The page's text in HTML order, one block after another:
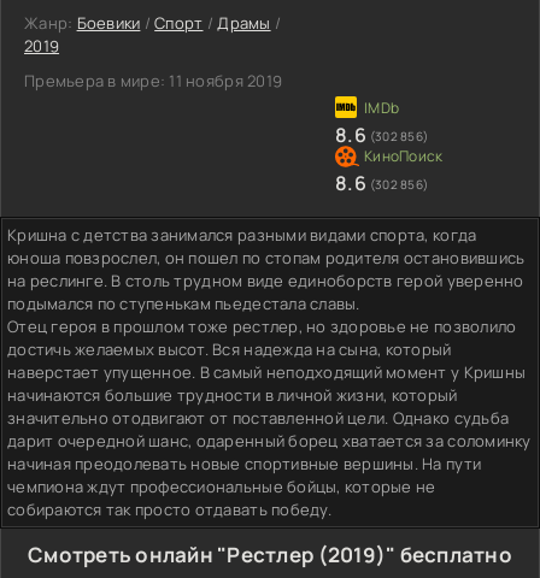
Жанр: Боевики /Спорт /Драмы /
2019
Премьера в мире: 11 ноября 2019
8.6 (302 856)
8.6 (302 856)
Кришна с детства занимался разными видами спорта, когда
юноша повзрослел, он пошел по стопам родителя остановившись
на реслинге. В столь трудном виде единоборств герой уверенно
подымался по ступенькам пьедестала славы.
Отец героя в прошлом тоже рестлер, но здоровье не позволило
достичь желаемых высот. Вся надежда на сына, который
наверстает упущенное. В самый неподходящий момент у Кришны
начинаются большие трудности в личной жизни, который
значительно отодвигают от поставленной цели. Однако судьба
дарит очередной шанс, одаренный борец хватается за соломинку
начиная преодолевать новые спортивные вершины. На пути
чемпиона ждут профессиональные бойцы, которые не
собираются так просто отдавать победу.
Смотреть онлайн "Рестлер (2019)" бесплатно